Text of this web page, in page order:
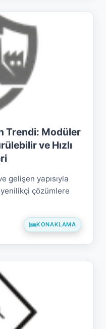
Trendi: Modüler
ve Hızlı
gelişen yapısıyla
çözümlere
KONAKLAMA